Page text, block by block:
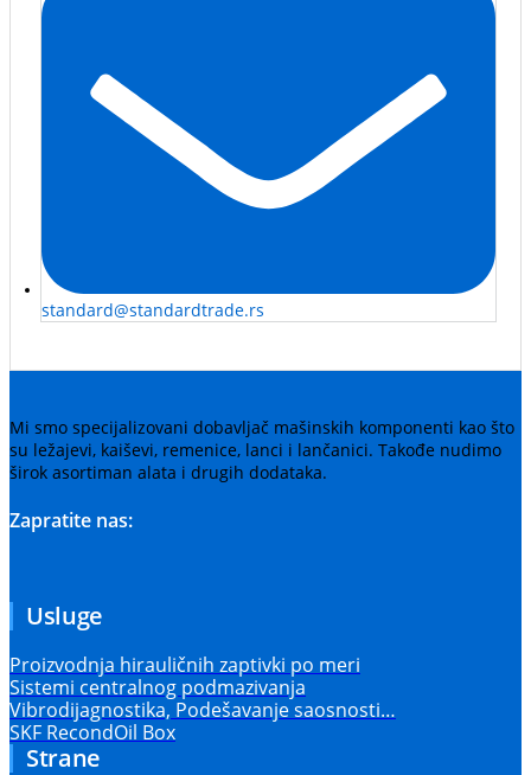
standard@standardtrade.rs
Mi smo specijalizovani dobavljač mašinskih komponenti kao što
su ležajevi, kaiševi, remenice, lanci i lančanici. Takođe nudimo
širok asortiman alata i drugih dodataka.
Zapratite nas:
Usluge
Proizvodnja hirauličnih zaptivki po meri
Sistemi centralnog podmazivanja
Vibrodijagnostika, Podešavanje saosnosti…
SKF RecondOil Box
Strane